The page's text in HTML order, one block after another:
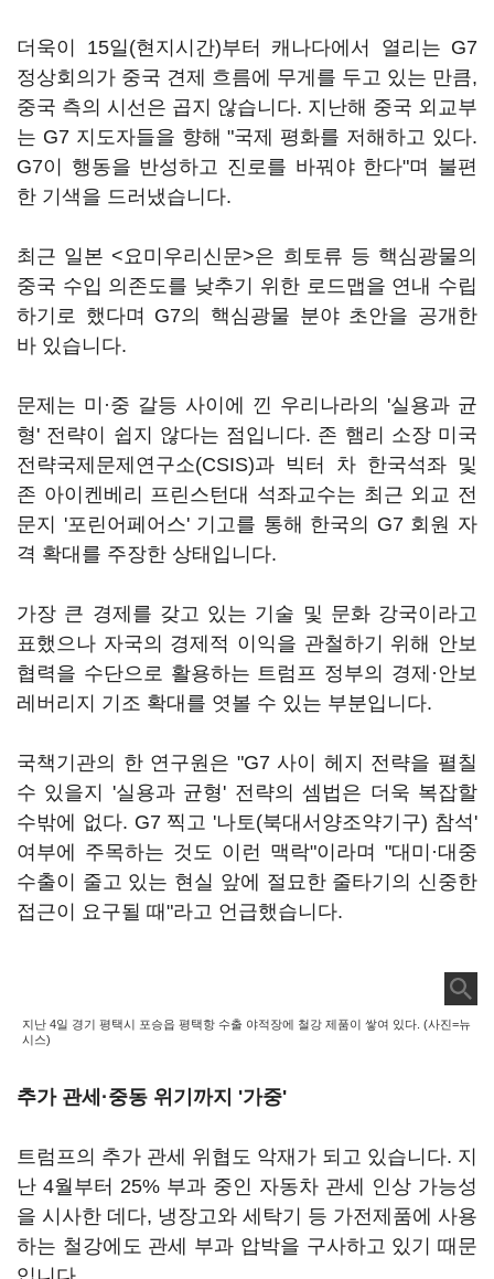
더욱이 15일(현지시간)부터 캐나다에서 열리는 G7
정상회의가 중국 견제 흐름에 무게를 두고 있는 만큼,
중국 측의 시선은 곱지 않습니다. 지난해 중국 외교부
는 G7 지도자들을 향해 "국제 평화를 저해하고 있다.
G7이 행동을 반성하고 진로를 바꿔야 한다"며 불편
한 기색을 드러냈습니다.
최근 일본 <요미우리신문>은 희토류 등 핵심광물의
중국 수입 의존도를 낮추기 위한 로드맵을 연내 수립
하기로 했다며 G7의 핵심광물 분야 초안을 공개한
바 있습니다.
문제는 미·중 갈등 사이에 낀 우리나라의 '실용과 균
형' 전략이 쉽지 않다는 점입니다. 존 햄리 소장 미국
전략국제문제연구소(CSIS)과 빅터 차 한국석좌 및
존 아이켄베리 프린스턴대 석좌교수는 최근 외교 전
문지 '포린어페어스' 기고를 통해 한국의 G7 회원 자
격 확대를 주장한 상태입니다.
가장 큰 경제를 갖고 있는 기술 및 문화 강국이라고
표했으나 자국의 경제적 이익을 관철하기 위해 안보
협력을 수단으로 활용하는 트럼프 정부의 경제·안보
레버리지 기조 확대를 엿볼 수 있는 부분입니다.
국책기관의 한 연구원은 "G7 사이 헤지 전략을 펼칠
수 있을지 '실용과 균형' 전략의 셈법은 더욱 복잡할
수밖에 없다. G7 찍고 '나토(북대서양조약기구) 참석'
여부에 주목하는 것도 이런 맥락"이라며 "대미·대중
수출이 줄고 있는 현실 앞에 절묘한 줄타기의 신중한
접근이 요구될 때"라고 언급했습니다.
지난 4일 경기 평택시 포승읍 평택항 수출 야적장에 철강 제품이 쌓여 있다. (사진=뉴
시스)
추가 관세·중동 위기까지 '가중'
트럼프의 추가 관세 위협도 악재가 되고 있습니다. 지
난 4월부터 25% 부과 중인 자동차 관세 인상 가능성
을 시사한 데다, 냉장고와 세탁기 등 가전제품에 사용
하는 철강에도 관세 부과 압박을 구사하고 있기 때문